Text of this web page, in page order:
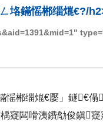
垎鏋愮郴缁熴€?/
郴缁熴€嬮」鐩€
寲闆嗗洟鐨勪俊鎭